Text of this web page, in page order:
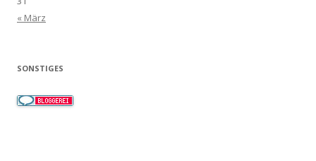
« März
SONSTIGES